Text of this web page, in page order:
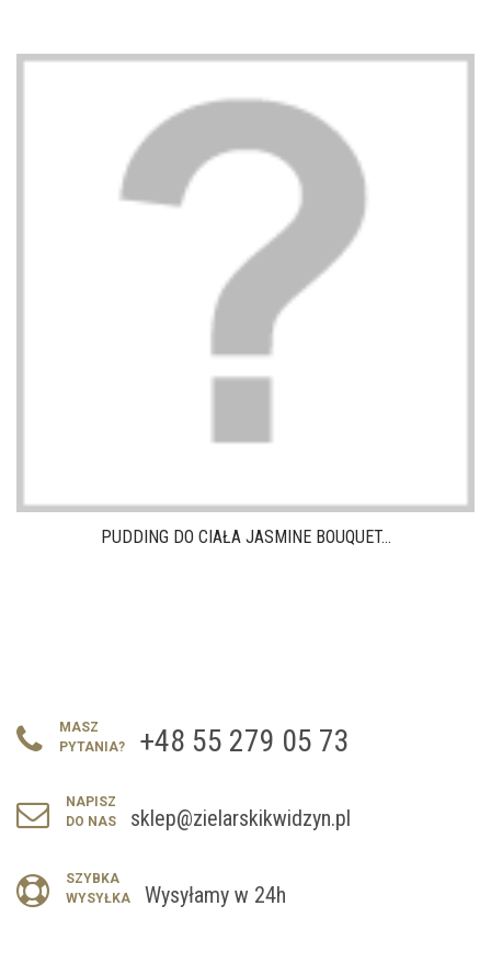
PUDDING DO CIAŁA JASMINE BOUQUET...
MASZ
PYTANIA?
+48 55 279 05 73
NAPISZ
DO NAS
sklep@zielarskikwidzyn.pl
SZYBKA
WYSYŁKA
Wysyłamy w 24h